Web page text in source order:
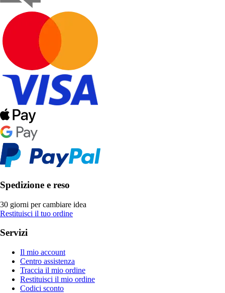
Spedizione e reso
30 giorni per cambiare idea
Restituisci il tuo ordine
Servizi
Il mio account
Centro assistenza
Traccia il mio ordine
Restituisci il mio ordine
Codici sconto